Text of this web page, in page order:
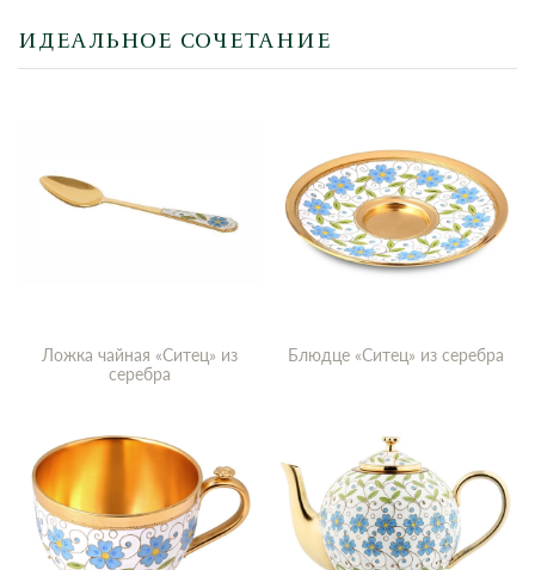
ИДЕАЛЬНОЕ СОЧЕТАНИЕ
Ложка чайная «Ситец» из
серебра
Блюдце «Ситец» из серебра